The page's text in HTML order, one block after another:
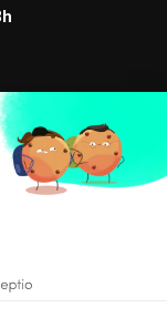
en ligne